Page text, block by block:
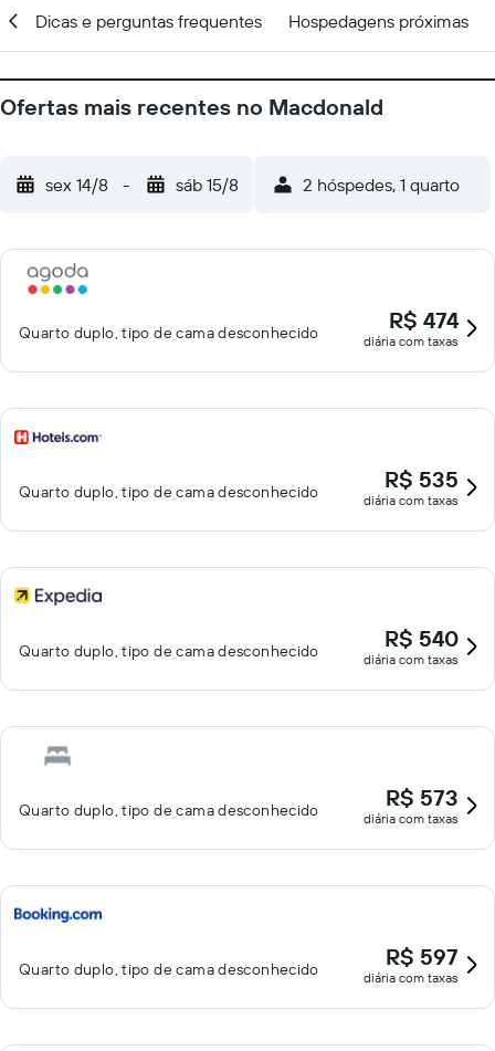
Dicas e perguntas frequentes Hospedagens próximas
Ofertas mais recentes no Macdonald
sex 14/8 - sáb 15/8 2 hóspedes, 1 quarto
Quarto duplo, tipo de cama desconhecido R$ 474
diária com taxas
Quarto duplo, tipo de cama desconhecido R$ 535
diária com taxas
Quarto duplo, tipo de cama desconhecido R$ 540
diária com taxas
Quarto duplo, tipo de cama desconhecido R$ 573
diária com taxas
Quarto duplo, tipo de cama desconhecido R$ 597
diária com taxas